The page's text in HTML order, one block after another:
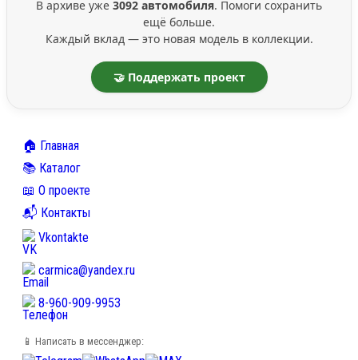
В архиве уже 3092 автомобиля. Помоги сохранить
ещё больше.
Каждый вклад — это новая модель в коллекции.
🤝 Поддержать проект
🏠 Главная
📚 Каталог
📖 О проекте
📬 Контакты
Vkontakte
carmica@yandex.ru
8-960-909-9953
📱 Написать в мессенджер: